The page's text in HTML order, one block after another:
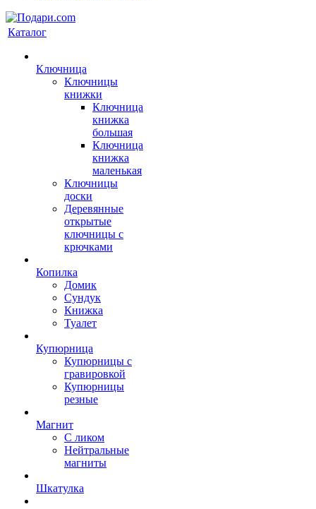
Каталог
Ключница
Ключницы
книжки
Ключница
книжка
большая
Ключница
книжка
маленькая
Ключницы
доски
Деревянные
открытые
ключницы с
крючками
Копилка
Домик
Сундук
Книжка
Туалет
Купюрница
Купюрницы с
гравировкой
Купюрницы
резные
Магнит
С ликом
Нейтральные
магниты
Шкатулка